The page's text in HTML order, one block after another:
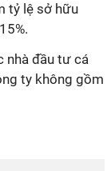
tỷ lệ sở hữu
nhà đầu tư cá
ty không gồm